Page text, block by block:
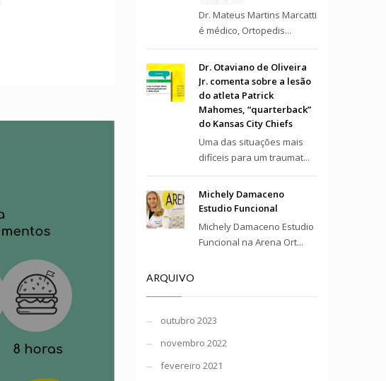
Dr. Mateus Martins Marcatti
é médico, Ortopedis...
Dr. Otaviano de Oliveira
Jr. comenta sobre a lesão
do atleta Patrick
Mahomes, “quarterback”
do Kansas City Chiefs
Uma das situações mais
difíceis para um traumat...
Michely Damaceno
Estudio Funcional
Michely Damaceno Estudio
Funcional na Arena Ort...
ARQUIVO
outubro 2023
novembro 2022
fevereiro 2021